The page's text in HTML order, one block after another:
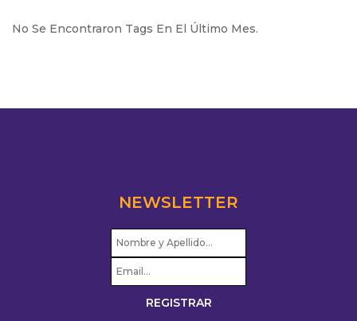
No Se Encontraron Tags En El Último Mes.
NEWSLETTER